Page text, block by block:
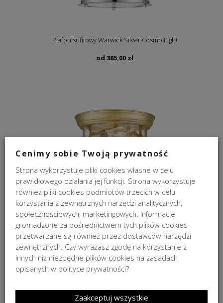
Plafon sufitowy Warwick Silver Cosmo Light
od 385,00 zł
Plafon sufitowy Warwick Gold Cosmo Light
od 385,00zł
Cenimy sobie Twoją prywatność
Strona wykorzystuje pliki cookies własne w celu
prawidłowego działania jej funkcji. Strona wykorzystuje
również pliki cookies podmiotów trzecich w celu
korzystania z zewnętrznych narzędzi analitycznych,
społecznościowych, marketingowych. Informacje
gromadzone za pośrednictwem tych plików cookies
przetwarzane są również przez dostawców narzędzi
zewnętrznych. Czy wyrażasz zgodę na korzystanie z
innych niż niezbędne plików cookies na zasadach
opisanych w polityce prywatności?
Zaakceptuj wszystkie